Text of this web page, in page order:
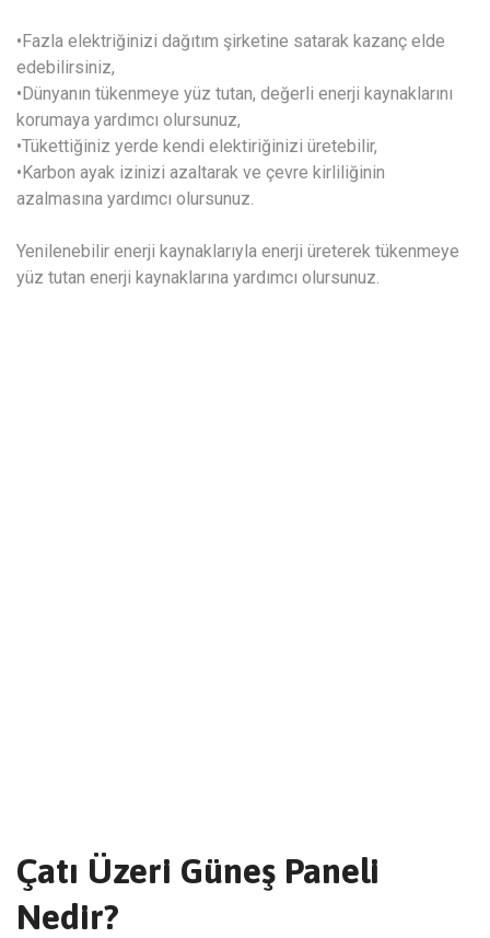
•Fazla elektriğinizi dağıtım şirketine satarak kazanç elde
edebilirsiniz,
•Dünyanın tükenmeye yüz tutan, değerli enerji kaynaklarını
korumaya yardımcı olursunuz,
•Tükettiğiniz yerde kendi elektiriğinizi üretebilir,
•Karbon ayak izinizi azaltarak ve çevre kirliliğinin
azalmasına yardımcı olursunuz.
Yenilenebilir enerji kaynaklarıyla enerji üreterek tükenmeye
yüz tutan enerji kaynaklarına yardımcı olursunuz.
Çatı Üzeri Güneş Paneli
Nedir?